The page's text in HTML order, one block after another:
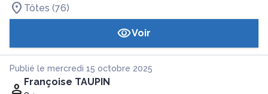
Tôtes (76)
Voir
Publié le mercredi 15 octobre 2025
Françoise TAUPIN